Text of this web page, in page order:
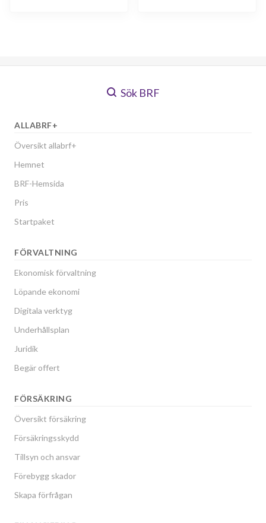
Sök BRF
ALLABRF+
Översikt allabrf+
Hemnet
BRF-Hemsida
Pris
Startpaket
FÖRVALTNING
Ekonomisk förvaltning
Löpande ekonomi
Digitala verktyg
Underhållsplan
Juridik
Begär offert
FÖRSÄKRING
Översikt försäkring
Försäkringsskydd
Tillsyn och ansvar
Förebygg skador
Skapa förfrågan